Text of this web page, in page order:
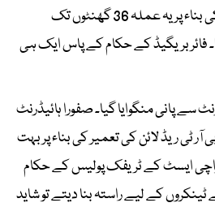
سلنڈر بھی نہیں تھے جس کی بناء پر یہ عملہ 36 گھنٹوں تک
فائر بریگیڈ کے حکام کے پاس ایک ہی
سے پانی منگوایا گیا۔ صفورا ہائیڈرنٹ
آر ٹی ریڈ لائن کی تعمیر کی بناء پر بہت
ایسٹ کے ٹریفک پولیس کے حکام
کے لیے راستہ بنا دیتے تو شاید